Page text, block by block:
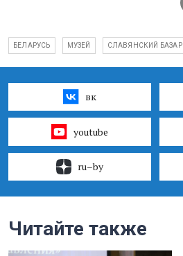
БЕЛАРУСЬ МУЗЕЙ СЛАВЯНСКИЙ БАЗАР
вк
youtube
ru–by
Читайте также